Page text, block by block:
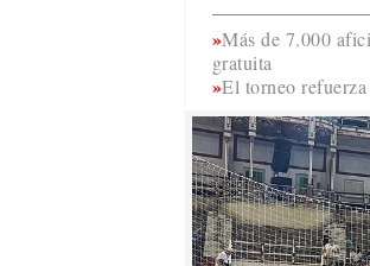
Más de 7.000
gratuita
El torneo